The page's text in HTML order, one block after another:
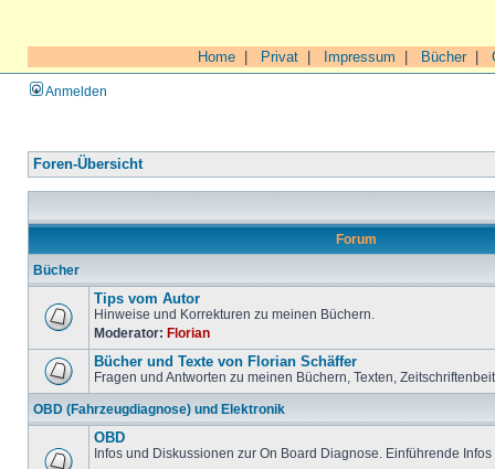
Home Privat Impressum Bücher|
Anmelden
Foren-Übersicht
Forum
Bücher
Tips vom Autor
Hinweise und Korrekturen zu meinen Büchern.
Moderator: Florian
Bücher und Texte von Florian Schäffer
Fragen und Antworten zu meinen Büchern, Texten,
OBD (Fahrzeugdiagnose) und Elektronik
OBD
Infos und Diskussionen zur On Board Diagnose. Einführende